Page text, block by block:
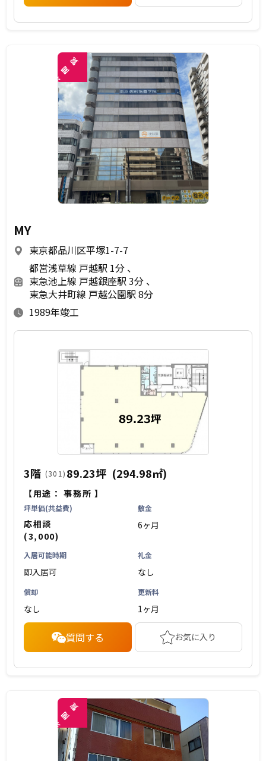
未
閲
覧
MY
東京都品川区平塚1-7-7
都営浅草線 戸越駅 1分
東急池上線 戸越銀座駅 3分
東急大井町線 戸越公園駅 8分
1989年竣工
3階 (301) 89.23坪 (294.98㎡)
【用途：事務所 】
坪単価(共益費)
応相談
(3,000)
敷金
6ヶ月
入居可能時期
即入居可
礼金
なし
償却
なし
更新料
1ヶ月
質問する お気に入り
未
閲
覧